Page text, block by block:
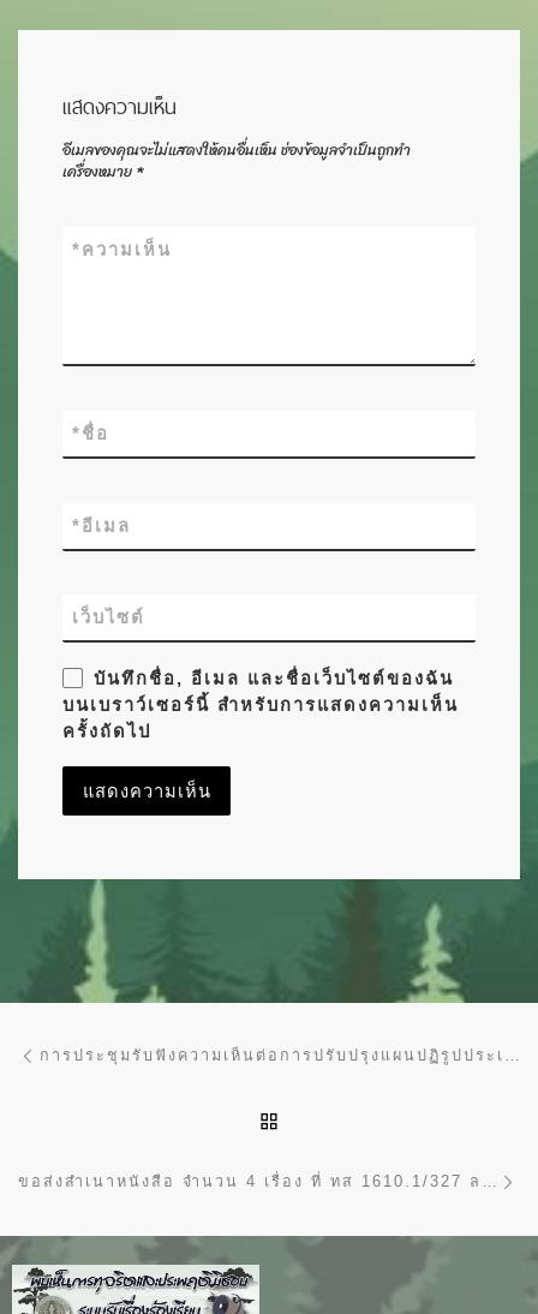
แสดงความเห็น
อีเมลของคุณจะไม่แสดงให้คนอื่นเห็นช่องข้อมูลจำเป็นถูกทำ
เครื่องหมาย*
ความเห็น
*
ชื่อ
*
อีเมล
*
เว็บไซต์
บันทึกชื่อ, อีเมล และชื่อเว็บไซต์ของฉัน
บนเบราว์เซอร์นี้ สำหรับการแสดงความเห็น
ครั้งถัดไป
การประชุมรับฟังความเห็นต่อการปรับปรุงแผนปฏิรูปประเทศ ที่ ทส 1610.1/271 ลงวันที่ 31 มกราคม 2563
ขอส่งสำเนาหนังสือ จำนวน 4 เรื่อง ที่ ทส 1610.1/327 ลงวันที่ 6 กุมภาพันธ์ 2563